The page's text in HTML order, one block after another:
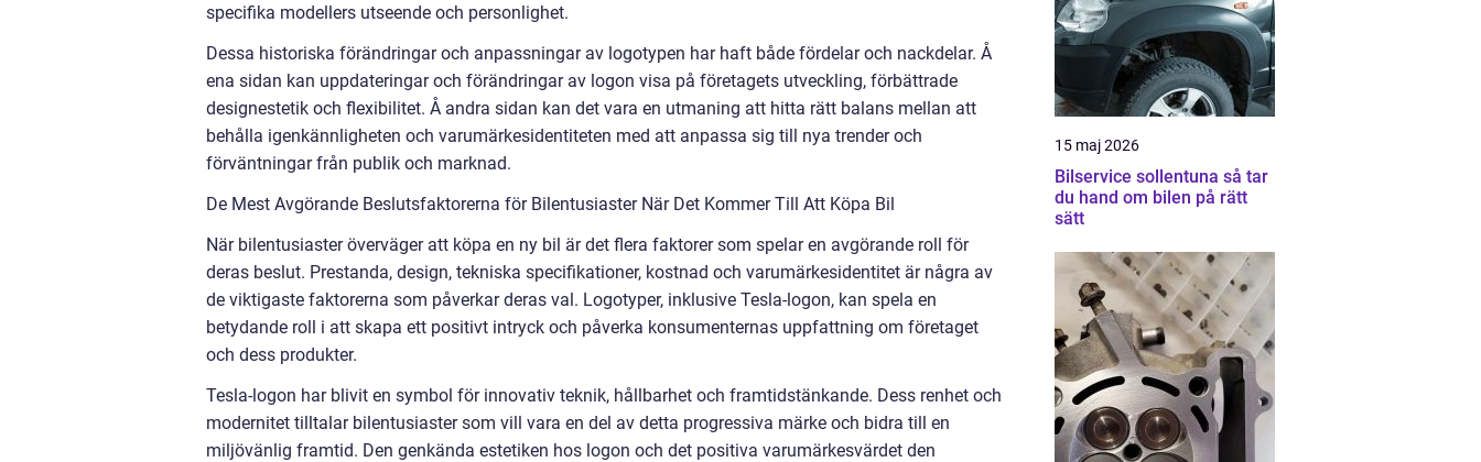
specifika modellers utseende och personlighet.
Dessa historiska förändringar och anpassningar av logotypen har haft både fördelar och nackdelar. Å
ena sidan kan uppdateringar och förändringar av logon visa på företagets utveckling, förbättrade
designestetik och flexibilitet. Å andra sidan kan det vara en utmaning att hitta rätt balans mellan att
behålla igenkännligheten och varumärkesidentiteten med att anpassa sig till nya trender och
förväntningar från publik och marknad.
De Mest Avgörande Beslutsfaktorerna för Bilentusiaster När Det Kommer Till Att Köpa Bil
När bilentusiaster överväger att köpa en ny bil är det flera faktorer som spelar en avgörande roll för
deras beslut. Prestanda, design, tekniska specifikationer, kostnad och varumärkesidentitet är några av
de viktigaste faktorerna som påverkar deras val. Logotyper, inklusive Tesla-logon, kan spela en
betydande roll i att skapa ett positivt intryck och påverka konsumenternas uppfattning om företaget
och dess produkter.
Tesla-logon har blivit en symbol för innovativ teknik, hållbarhet och framtidstänkande. Dess renhet och
modernitet tilltalar bilentusiaster som vill vara en del av detta progressiva märke och bidra till en
miljövänlig framtid. Den genkända estetiken hos logon och det positiva varumärkesvärdet den
15 maj 2026
Bilservice sollentuna så tar
du hand om bilen på rätt
sätt